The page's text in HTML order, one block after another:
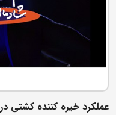
عملکرد خیره کننده کشتی در 6 سال اخیر